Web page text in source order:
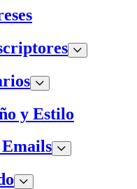
y Estilo
Emails